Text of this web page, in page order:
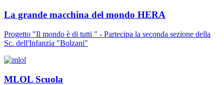
La grande macchina del mondo HERA
Progetto "Il mondo è di tutti " - Partecipa la seconda sezione della
Sc. dell'Infanzia "Bolzani"
MLOL Scuola